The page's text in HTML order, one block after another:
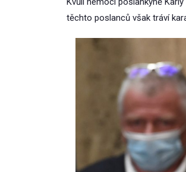
těchto poslanců však tráví